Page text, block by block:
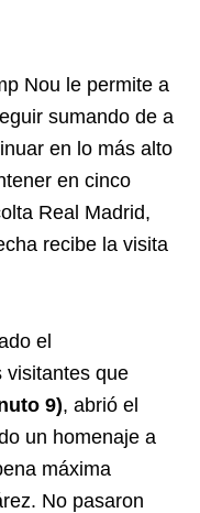
Nou le permite a
sumando de a
en lo más alto
en cinco
Real Madrid,
recibe la visita
el
visitantes que
9), abrió el
un homenaje a
máxima
No pasaron